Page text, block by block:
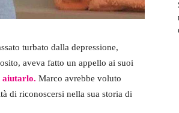
turbato dalla depressione,
aveva fatto un appello ai suoi
aiutarlo. Marco avrebbe voluto
di riconoscersi nella sua storia di